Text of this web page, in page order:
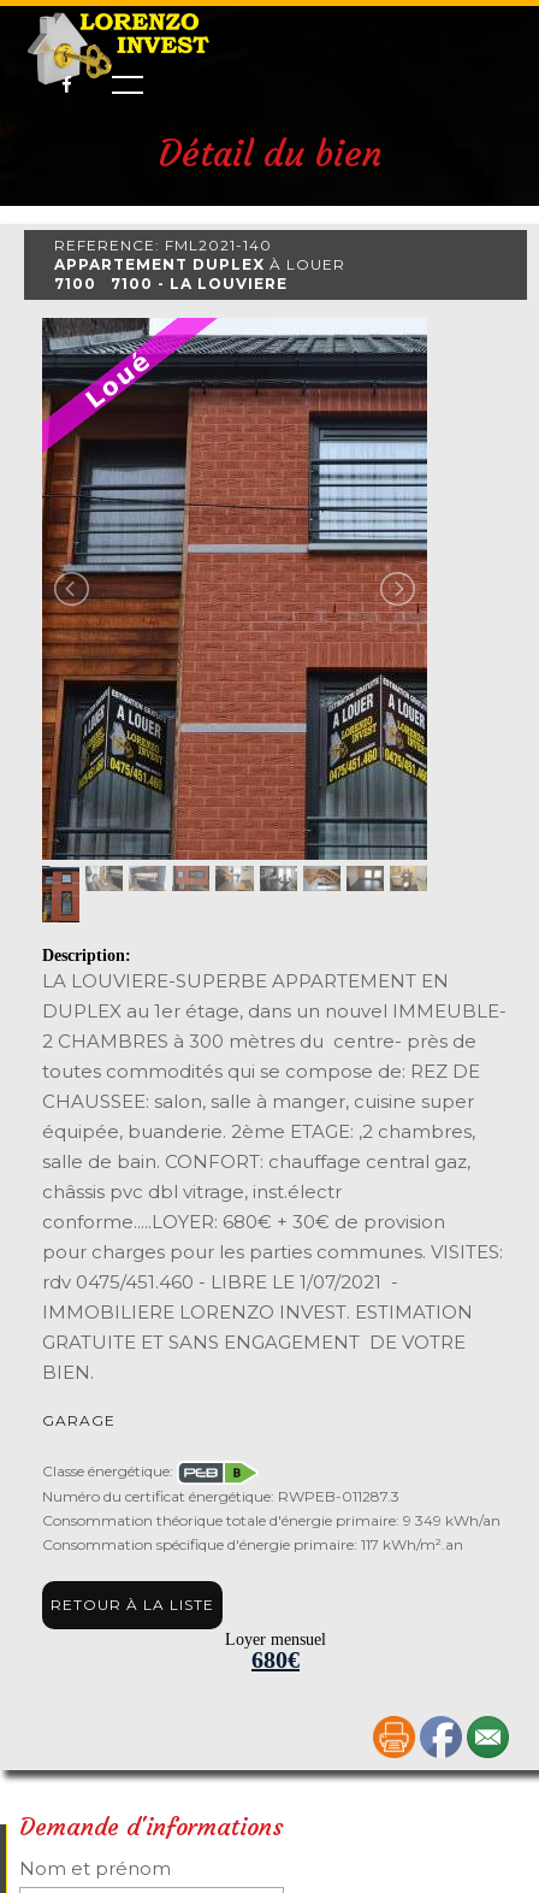
Détail du bien
REFERENCE: FML2021-140
APPARTEMENT DUPLEX À LOUER
7100 7100 - LA LOUVIERE
Description:
LA LOUVIERE-SUPERBE APPARTEMENT EN
DUPLEX au 1er étage, dans un nouvel IMMEUBLE-
2 CHAMBRES à 300 mètres du centre- près de
toutes commodités qui se compose de: REZ DE
CHAUSSEE: salon, salle à manger, cuisine super
équipée, buanderie. 2ème ETAGE: ,2 chambres,
salle de bain. CONFORT: chauffage central gaz,
châssis pvc dbl vitrage, inst.électr
conforme.....LOYER: 680€ + 30€ de provision
pour charges pour les parties communes. VISITES:
rdv 0475/451.460 - LIBRE LE 1/07/2021 -
IMMOBILIERE LORENZO INVEST. ESTIMATION
GRATUITE ET SANS ENGAGEMENT DE VOTRE
BIEN.
GARAGE
Classe énergétique:
Numéro du certificat énergétique: RWPEB-011287.3
Consommation théorique totale d'énergie primaire: 9 349 kWh/an
Consommation spécifique d'énergie primaire: 117 kWh/m².an
RETOUR À LA LISTE
Loyer mensuel
680€
Demande d'informations
Nom et prénom